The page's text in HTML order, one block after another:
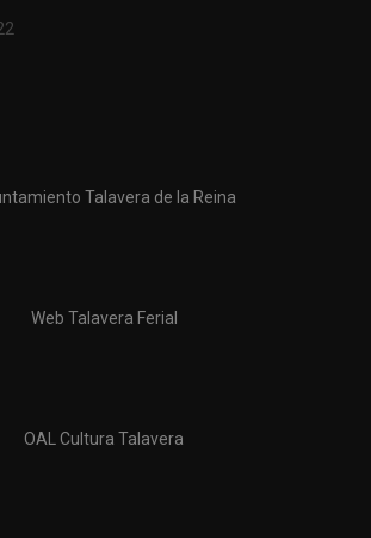
Talavera de la Reina
Web Talavera Ferial
OAL Cultura Talavera